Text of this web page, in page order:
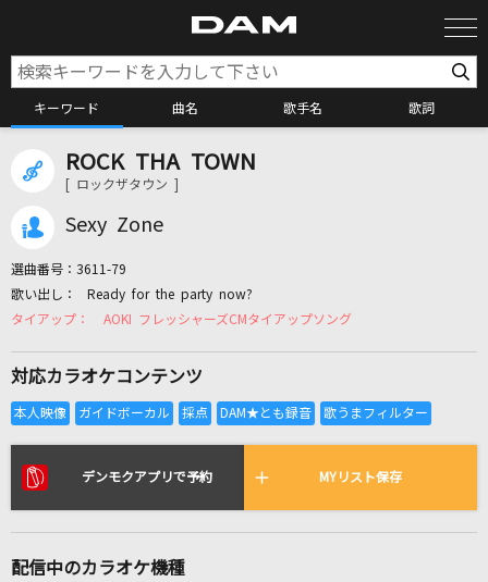
キーワード 曲名 歌手名 歌詞
カラオケ検索
カラオケリクエスト
リアルタイムで歌われている曲の一覧
青のすみか
ROCK THA TOWN
[ ロックザタウン ]
Sexy Zone
選曲番号： 3611-79
Ready for the party now?
AOKI フレッシャーズCMタイアップソング
対応カラオケコンテンツ
デンモクアプリで予約 MYリスト保存
配信中のカラオケ機種